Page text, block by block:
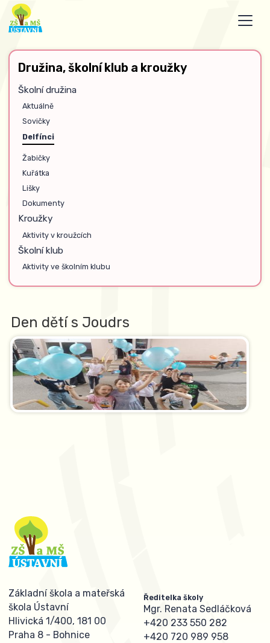
Družina, školní klub a kroužky
Školní družina
Aktuálně
Sovičky
Delfínci
Žabičky
Kuřátka
Lišky
Dokumenty
Kroužky
Aktivity v kroužcích
Školní klub
Aktivity ve školním klubu
Den dětí s Joudrs
Základní škola a mateřská
škola Ústavní
Hlivická 1/400, 181 00
Praha 8 - Bohnice
Ředitelka školy
Mgr. Renata Sedláčková
+420 233 550 282
+420 720 989 958